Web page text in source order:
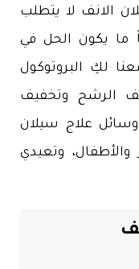
الانف لا يتطلب
ما يكون الحل في
لكِ البروتوكول
الرشح وتخفيف
علاج سيلان
وتعيدي